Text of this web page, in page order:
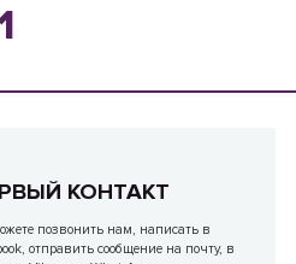
КОНТАКТ
позвонить нам, написать в
отправить сообщение на почту, в